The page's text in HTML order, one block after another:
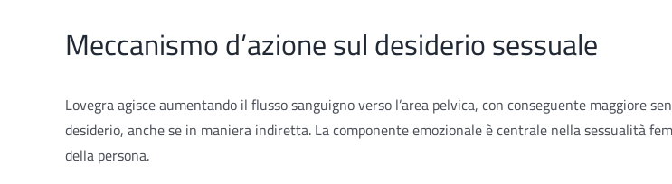
Meccanismo d’azione sul desiderio sessuale
Lovegra agisce aumentando il flusso sanguigno verso l’area pelvica, con conseguente maggiore
desiderio, anche se in maniera indiretta. La componente emozionale è centrale nella sessualità
della persona.